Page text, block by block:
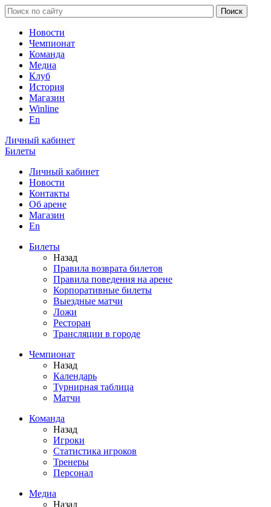
Новости
Чемпионат
Команда
Медиа
Клуб
История
Магазин
Winline
En
Личный кабинет
Билеты
Личный кабинет
Новости
Контакты
Об арене
Магазин
En
Билеты
Назад
Правила возврата билетов
Правила поведения на арене
Корпоративные билеты
Выездные матчи
Ложи
Ресторан
Трансляции в городе
Чемпионат
Назад
Календарь
Турнирная таблица
Матчи
Команда
Назад
Игроки
Статистика игроков
Тренеры
Персонал
Медиа
Назад